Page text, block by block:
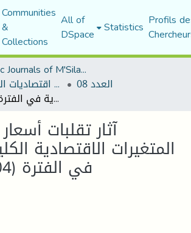
Communities
&
Collections
All of
DSpace Statistics Profils
Scientific Journals of M'Sila University
مجلة اقتصاديات الاعمال والتجارة العدد 08
آثار تقلبات أسعار النفط على المتغيرات الاقتصادية الكلية الجزائرية في الفترة (2004-2016)
آثار تقلبات
المتغيرات الاقتصادية
في الفترة (2004-2016)